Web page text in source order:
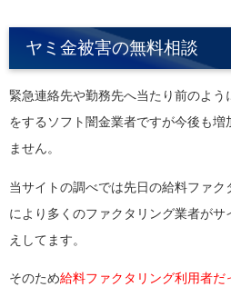
ヤミ金被害の無料相談
緊急連絡先や勤務先へ当たり前のよ
をするソフト闇金業者ですが今後も
ません。
当サイトの調べでは先日の給料ファ
により多くのファクタリング業者が
えしてます。
そのため給料ファクタリング利用者だ